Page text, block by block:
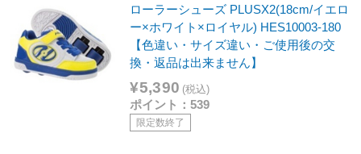
ローラーシューズ PLUSX2(18cm/イエロ
ー×ホワイト×ロイヤル) HES10003-180
【色違い・サイズ違い・ご使用後の交
換・返品は出来ません】
¥5,390 (税込)
ポイント：539
限定数終了